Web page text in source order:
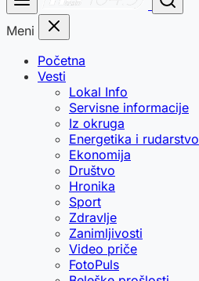
Meni
Početna
Vesti
Lokal Info
Servisne informacije
Iz okruga
Energetika i rudarstvo
Ekonomija
Društvo
Hronika
Sport
Zdravlje
Zanimljivosti
Video priče
FotoPuls